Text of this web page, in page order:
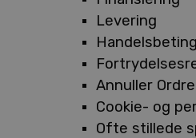
Levering
Annuller Ordre
Cookie- og
Ofte stillede